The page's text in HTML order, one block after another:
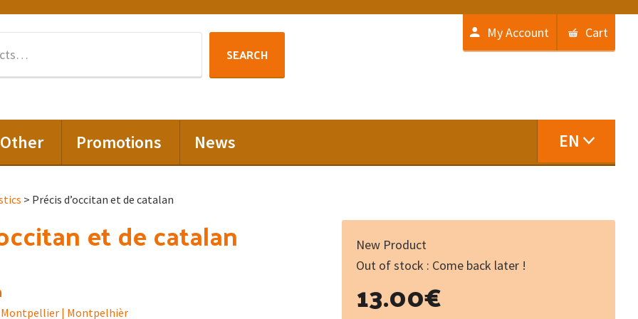
SEARCH
My Account Cart
Other Promotions News EN
> Précis d’occitan et de catalan
et de catalan
Montpellier | Montpelhièr
New Product
Out of stock : Come back later !
13.00€